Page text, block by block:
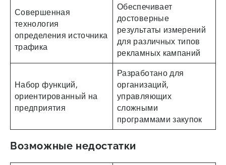
Совершенная
технология
определения источника
трафика
Обеспечивает
достоверные
результаты измерений
для различных типов
рекламных кампаний
Набор функций,
ориентированный на
предприятия
Разработано для
организаций,
управляющих
сложными
программами закупок
Возможные недостатки